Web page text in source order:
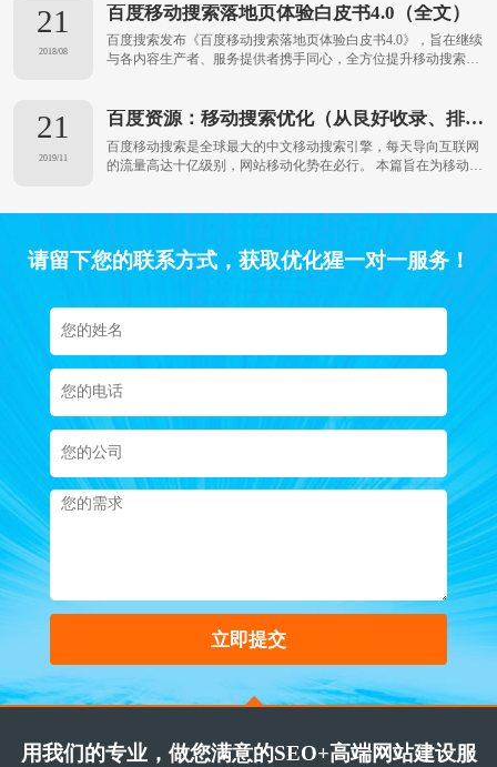
移动搜索会继续收集广大站长的反馈，不断完善本指南，以更好
21
2018/08
百度移动搜索落地页体验白皮书4.0（全文）
百度搜索发布《百度移动搜索落地页体验白皮书4.0》，旨在继续
与各内容生产者、服务提供者携手同心，全方位提升移动搜索落
索之旅。...
21
2019/11
百度资源：移动搜索优化（从良好收录、排序、展现等维度分析）
百度移动搜索是全球最大的中文移动搜索引擎，每天导向互联网
的流量高达十亿级别，网站移动化势在必行。 本篇旨在为移动站
请留下您的联系方式，获取优化猩一对一服务！
立即提交
用我们的专业，做您满意的SEO+高端网站建设服